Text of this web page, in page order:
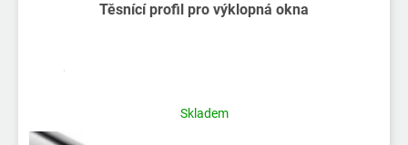
Těsnící profil pro výklopná okna
Skladem